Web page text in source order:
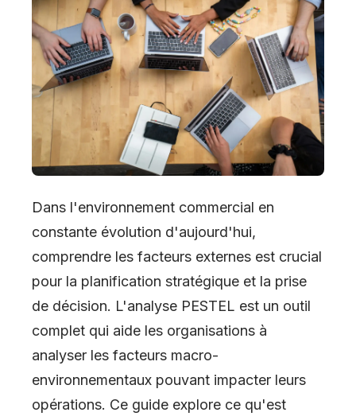
Dans l'environnement commercial en
constante évolution d'aujourd'hui,
comprendre les facteurs externes est crucial
pour la planification stratégique et la prise
de décision. L'analyse PESTEL est un outil
complet qui aide les organisations à
analyser les facteurs macro-
environnementaux pouvant impacter leurs
opérations. Ce guide explore ce qu'est